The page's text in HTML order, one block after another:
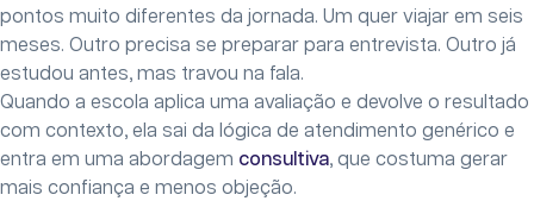
pontos muito diferentes da jornada. Um quer viajar em seis
meses. Outro precisa se preparar para entrevista. Outro já
estudou antes, mas travou na fala.
Quando a escola aplica uma avaliação e devolve o resultado
com contexto, ela sai da lógica de atendimento genérico e
entra em uma abordagem consultiva, que costuma gerar
mais confiança e menos objeção.